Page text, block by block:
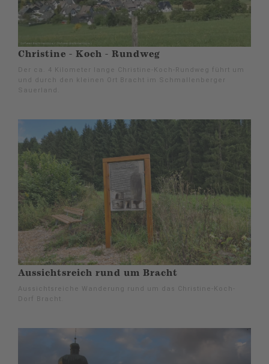
Christine - Koch - Rundweg
Der ca. 4 Kilometer lange Christine-Koch-Rundweg führt um
und durch den kleinen Ort Bracht im Schmallenberger
Sauerland.
Aussichtsreich rund um Bracht
Aussichtsreiche Wanderung rund um das Christine-Koch-
Dorf Bracht.